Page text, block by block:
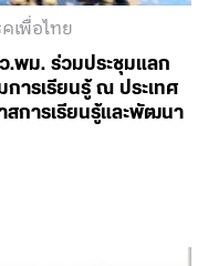
เพื่อไทย
.พม. ร่วมประชุมแลก
ารเรียนรู้ ณ ประเทศ
สการเรียนรู้และพัฒนา